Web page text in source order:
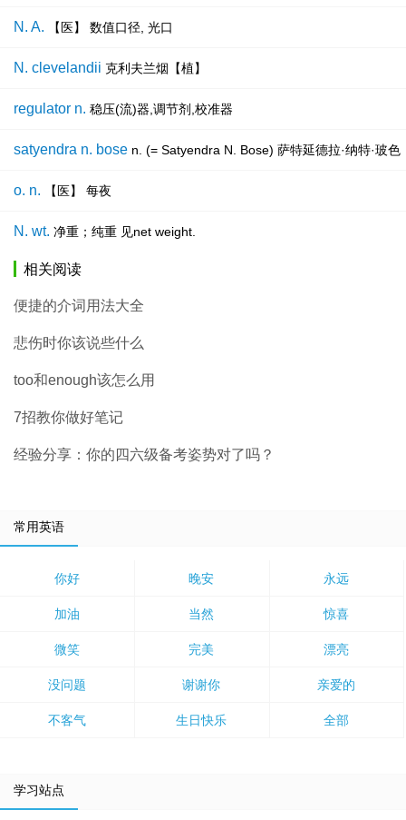
N. A. 【医】 数值口径, 光口
N. clevelandii 克利夫兰烟【植】
regulator n. 稳压(流)器,调节剂,校准器
satyendra n. bose n. (= Satyendra N. Bose) 萨特延德拉·纳特·玻
o. n. 【医】 每夜
N. wt. 净重；纯重 见net weight.
相关阅读
便捷的介词用法大全
悲伤时你该说些什么
too和enough该怎么用
7招教你做好笔记
经验分享：你的四六级备考姿势对了吗？
常用英语
你好 晚安 永远
加油 当然 惊喜
微笑 完美 漂亮
没问题 谢谢你 亲爱的
不客气 生日快乐 全部
学习站点